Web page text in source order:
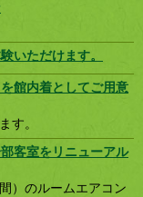
いただけます。
館内着としてご用意
す。
客室をリニューアル
）のルームエアコン